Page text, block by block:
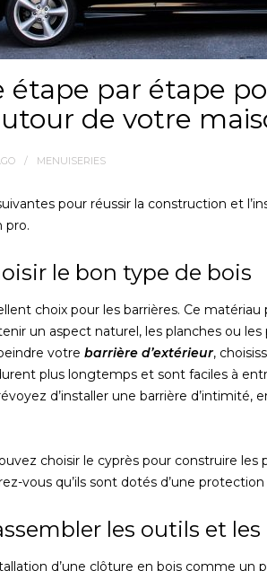
étape par étape
de votre
MENUISERIES
pour réussir la construction et
pro.
le bon type de bois
choix pour les barrières. Ce
un aspect naturel, les planches ou
votre barrière d’extérieur,
plus longtemps et sont faciles à
d’installer une barrière d’intimité,
choisir le cyprès pour construire
vous qu’ils sont dotés d’une
les outils et
d’une clôture en bois comme un